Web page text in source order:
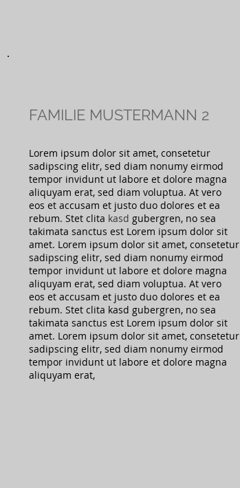
FAMILIE MUSTERMANN 2
Lorem ipsum dolor sit amet, consetetur
sadipscing elitr, sed diam nonumy eirmod
tempor invidunt ut labore et dolore magna
aliquyam erat, sed diam voluptua. At vero
eos et accusam et justo duo dolores et ea
rebum. Stet clita kasd gubergren, no sea
takimata sanctus est Lorem ipsum dolor sit
amet. Lorem ipsum dolor sit amet, consetetur
sadipscing elitr, sed diam nonumy eirmod
tempor invidunt ut labore et dolore magna
aliquyam erat, sed diam voluptua. At vero
eos et accusam et justo duo dolores et ea
rebum. Stet clita kasd gubergren, no sea
takimata sanctus est Lorem ipsum dolor sit
amet. Lorem ipsum dolor sit amet, consetetur
sadipscing elitr, sed diam nonumy eirmod
tempor invidunt ut labore et dolore magna
aliquyam erat,